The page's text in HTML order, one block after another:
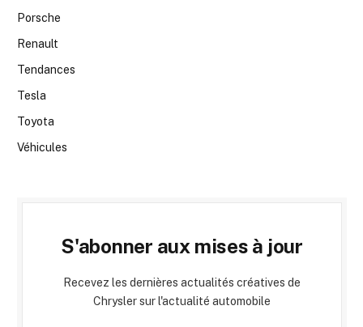
Porsche
Renault
Tendances
Tesla
Toyota
Véhicules
S'abonner aux mises à jour
Recevez les dernières actualités créatives de
Chrysler sur l'actualité automobile